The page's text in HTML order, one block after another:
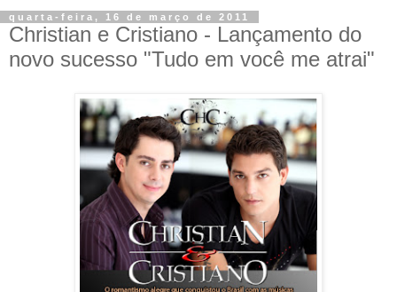
quarta-feira, 16 de março de 2011
Christian e Cristiano - Lançamento do